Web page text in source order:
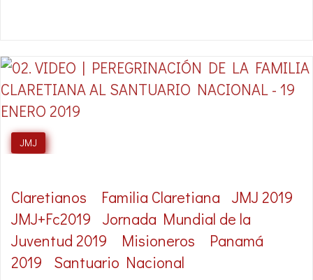
JMJ
Claretianos Familia Claretiana
JMJ 2019
JMJ+Fc2019
Jornada Mundial de la
Juventud 2019
Misioneros
Panamá
2019
Santuario Nacional